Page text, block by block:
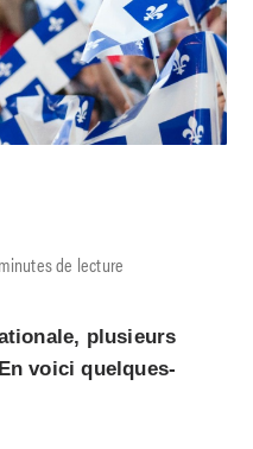
de lecture
plusieurs
voici quelques-